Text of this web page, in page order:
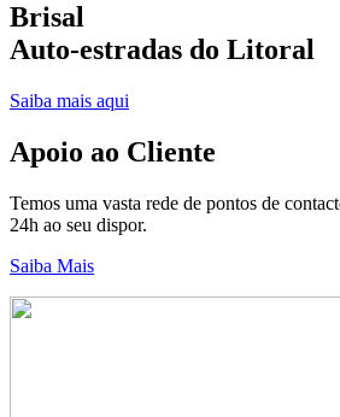
Brisal
Auto-estradas do Litoral
Saiba mais aqui
Apoio ao Cliente
Temos uma vasta rede de pontos de
24h ao seu dispor.
Saiba Mais